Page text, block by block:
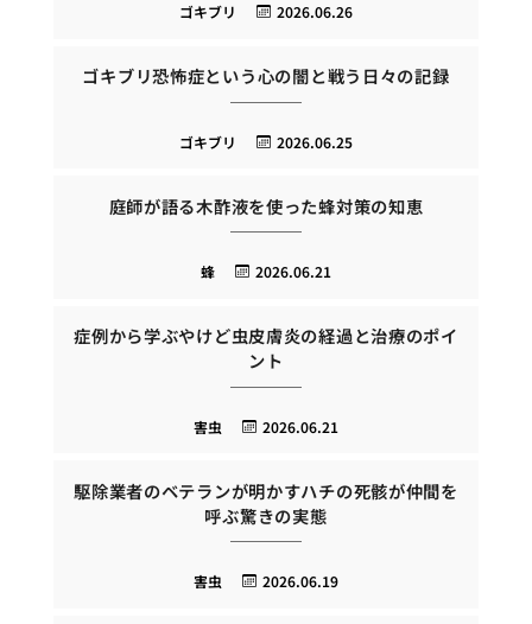
2026.06.26
ゴキブリ
ゴキブリ恐怖症という心の闇と戦う日々の記録
2026.06.25
ゴキブリ
庭師が語る木酢液を使った蜂対策の知恵
2026.06.21
蜂
症例から学ぶやけど虫皮膚炎の経過と治療のポイ
ント
2026.06.21
害虫
駆除業者のベテランが明かすハチの死骸が仲間を
呼ぶ驚きの実態
2026.06.19
害虫